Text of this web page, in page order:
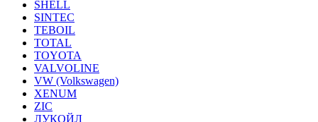
SHELL
SINTEC
TEBOIL
TOTAL
TOYOTA
VALVOLINE
VW (Volkswagen)
XENUM
ZIC
ЛУКОЙЛ